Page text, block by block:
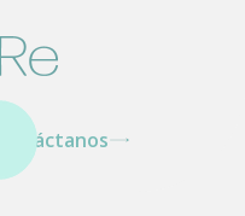
Contáctanos